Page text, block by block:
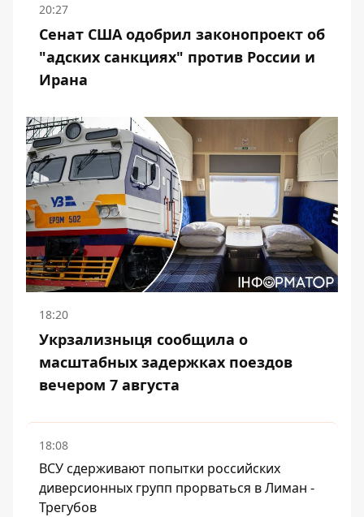
20:27
Сенат США одобрил законопроект об
"адских санкциях" против России и
Ирана
18:20
Укрзализныця сообщила о
масштабных задержках поездов
вечером 7 августа
18:08
ВСУ сдерживают попытки российских
диверсионных групп прорваться в Лиман -
Трегубов